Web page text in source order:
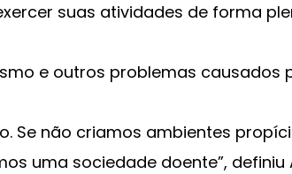
suas atividades de forma
e outros problemas causados
Se não criamos ambientes
uma sociedade doente”, definiu